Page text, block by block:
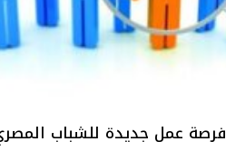
وزارة العمل عن توفير 6200 فرصة عمل جديدة